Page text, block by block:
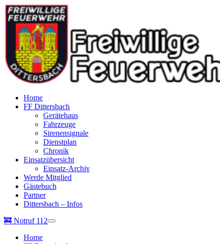
Home
FF Dittersbach
Gerätehaus
Fahrzeuge
Sirenensignale
Dienstplan
Chronik
Einsatzübersicht
Einsatz-Archiv
Werde Mitglied
Gästebuch
Partner
Dittersbach – Infos
🚒 Notruf 112
Home